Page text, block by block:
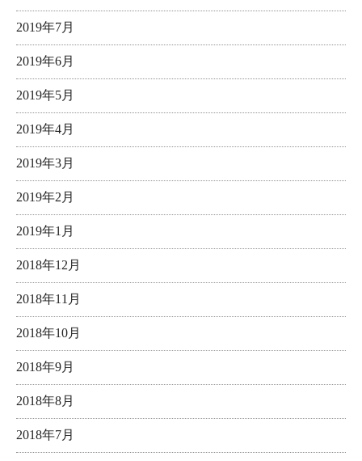
2019年7月
2019年6月
2019年5月
2019年4月
2019年3月
2019年2月
2019年1月
2018年12月
2018年11月
2018年10月
2018年9月
2018年8月
2018年7月